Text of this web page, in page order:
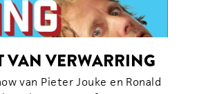
VAN VERWARRING
van Pieter Jouke en Ronald